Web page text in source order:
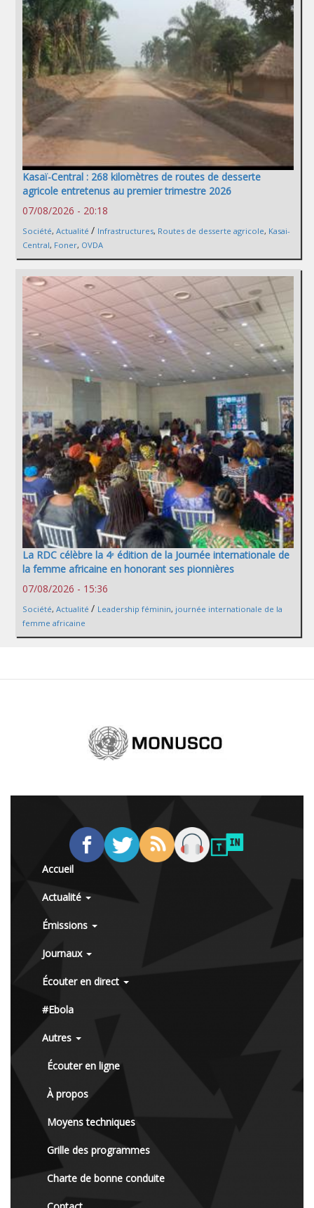
Kasaï-Central : 268 kilomètres de routes de desserte
agricole entretenus au premier trimestre 2026
07/08/2026 - 20:18
Société, Actualité / Infrastructures, Routes de desserte agricole, Kasai-
Central, Foner, OVDA
La RDC célèbre la 4ᵉ édition de la Journée internationale de
la femme africaine en honorant ses pionnières
07/08/2026 - 15:36
Société, Actualité / Leadership féminin, journée internationale de la
femme africaine
Accueil
Actualité
Émissions
Journaux
Écouter en direct
#Ebola
Autres
Écouter en ligne
À propos
Moyens techniques
Grille des programmes
Charte de bonne conduite